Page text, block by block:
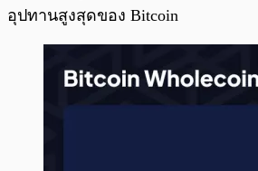
อุปทานสูงสุดของ Bitcoin